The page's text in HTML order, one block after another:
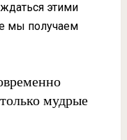
этими
мы получаем
мудрые